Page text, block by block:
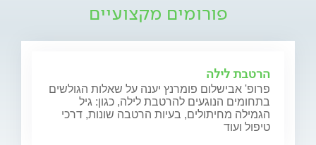
פורומים מקצועיים
הרטבת לילה
פרופ' אבישלום פומרנץ יענה על שאלות הגולשים
בתחומים הנוגעים להרטבת לילה, כגון: גיל
הגמילה מחיתולים, בעיות הרטבה שונות, דרכי
טיפול ועוד